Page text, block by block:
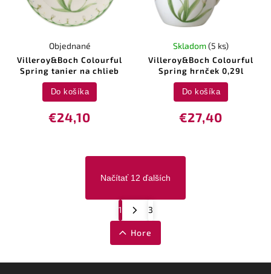
Villeroy&Boch Colourful
Spring tanier na chlieb
Objednané
€24,10
Do košíka
Villeroy&Boch Colourful
Spring hrnček 0,29l
Skladom(5 ks)
€27,40
Do košíka
Načítať 12 ďalších
1 3
Hore